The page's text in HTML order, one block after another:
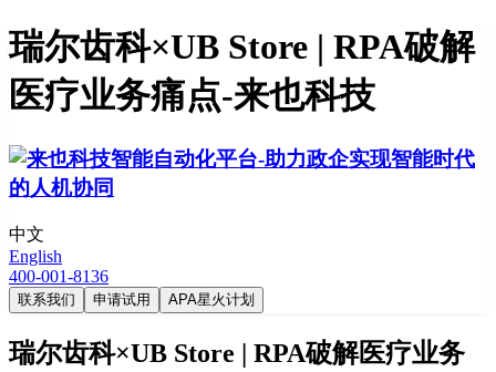
瑞尔齿科×UB Store | RPA破解
医疗业务痛点-来也科技
中文
English
400-001-8136
联系我们 申请试用 APA星火计划
瑞尔齿科×UB Store | RPA破解医疗业务